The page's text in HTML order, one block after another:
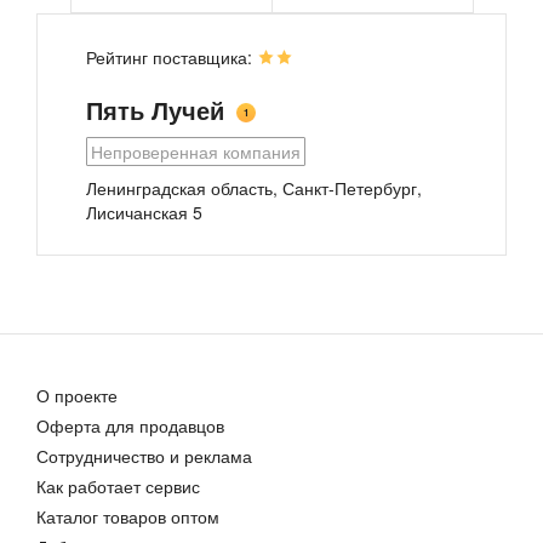
46 060,00 руб.
Рейтинг поставщика:
Пять Лучей 1
Непроверенная компания
Ленинградская область, Санкт-Петербург,
Лисичанская 5
О проекте
Оферта для продавцов
Сотрудничество и реклама
Как работает сервис
Каталог товаров оптом